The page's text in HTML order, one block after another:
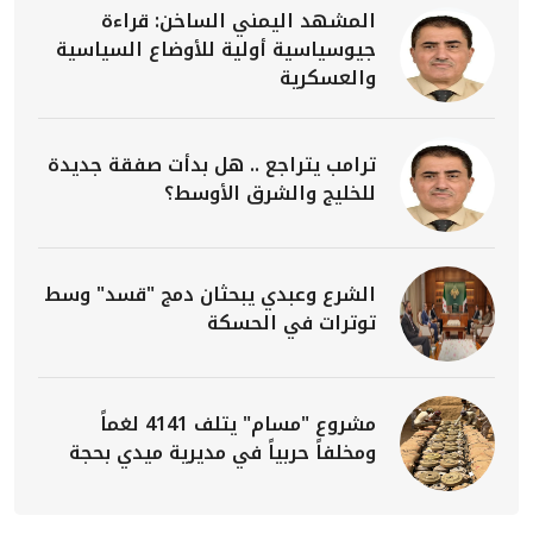
المشهد اليمني الساخن: قراءة
جيوسياسية أولية للأوضاع السياسية
والعسكرية
ترامب يتراجع .. هل بدأت صفقة جديدة
للخليج والشرق الأوسط؟
الشرع وعبدي يبحثان دمج "قسد" وسط
توترات في الحسكة
مشروع "مسام" يتلف 4141 لغماً
ومخلفاً حربياً في مديرية ميدي بحجة